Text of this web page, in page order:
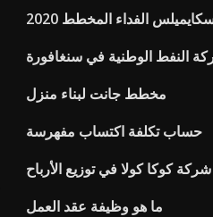
الفداء المخطط 2020
النفط الوطنية في سنغافورة
مخطط جانت لبناء منزل
حساب تكلفة اكتساب مفهرسة
كوكا كولا في توزيع الأرباح
ما هو وظيفة عقد العمل